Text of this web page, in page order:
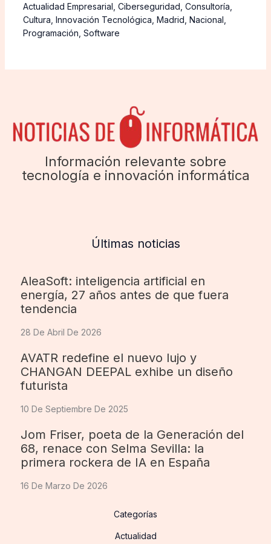
Actualidad Empresarial Ciberseguridad Consultoría
Cultura Innovación Tecnológica Madrid Nacional
Programación Software
Información relevante sobre
tecnología e innovación informática
Últimas noticias
AleaSoft: inteligencia artificial en
energía, 27 años antes de que fuera
tendencia
28 De Abril De 2026
AVATR redefine el nuevo lujo y
CHANGAN DEEPAL exhibe un diseño
futurista
10 De Septiembre De 2025
Jom Friser, poeta de la Generación del
68, renace con Selma Sevilla: la
primera rockera de IA en España
16 De Marzo De 2026
Categorías
Actualidad